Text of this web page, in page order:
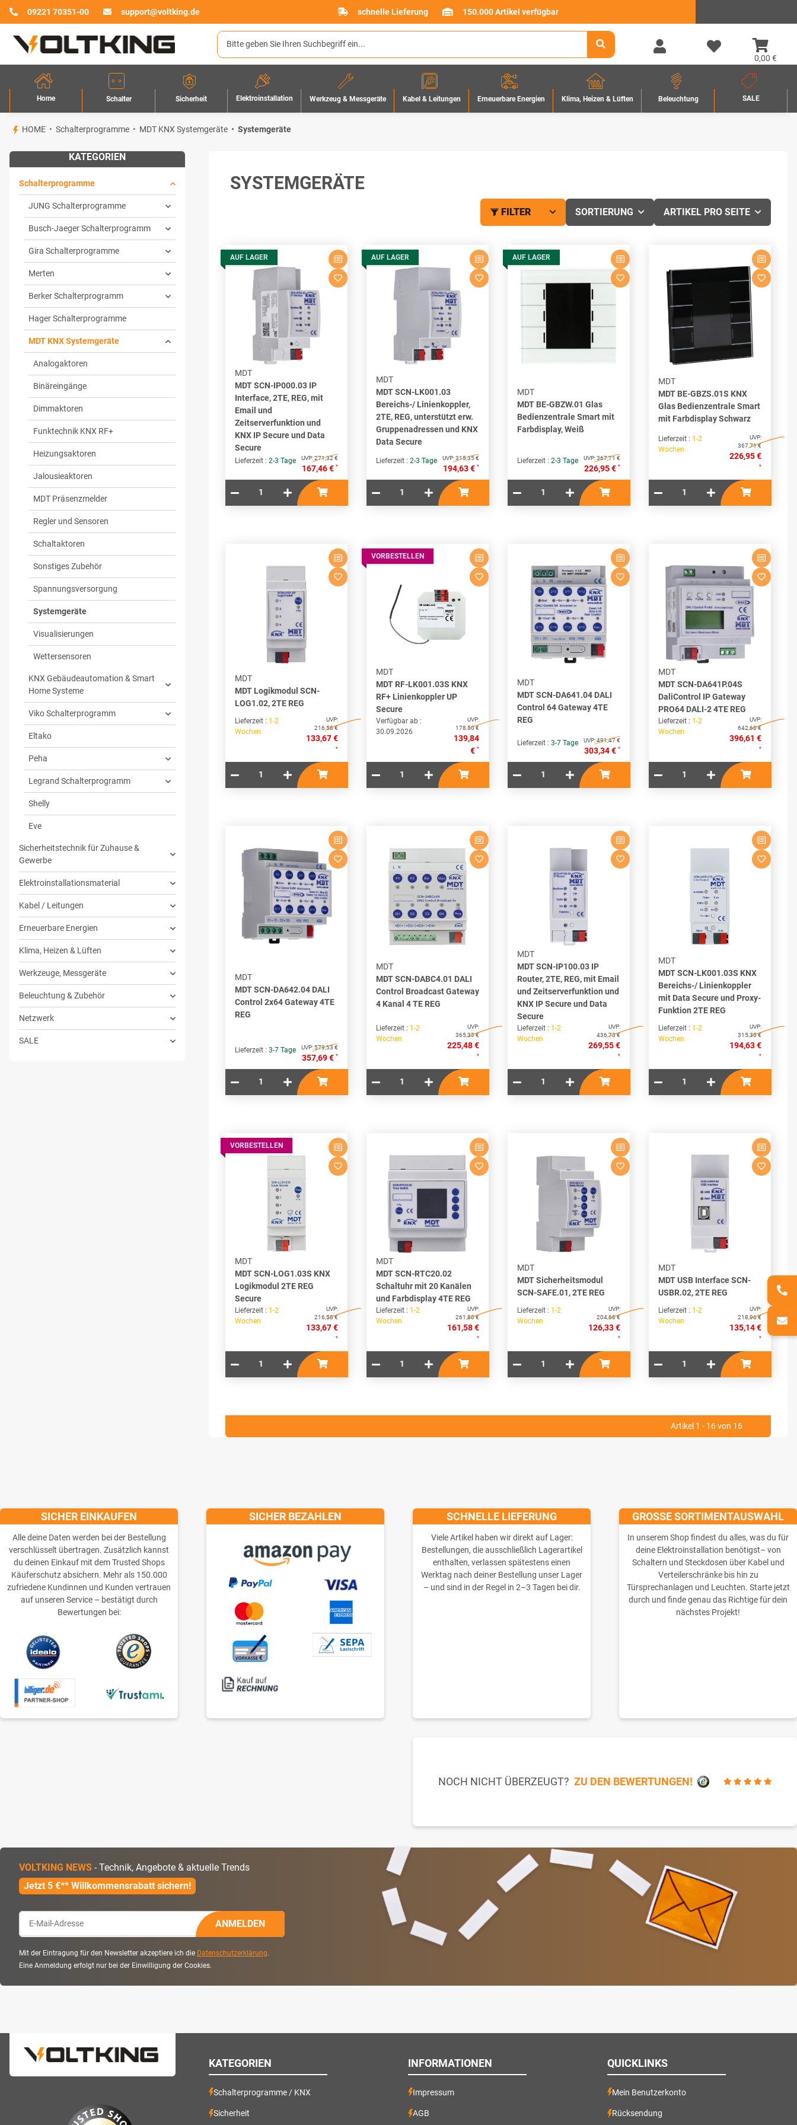
09221 70351-00 support@voltking.de schnelle Lieferung 150.000 Artikel verfügbar
0,00 €
Home Schalter Sicherheit Elektroinstallation Werkzeug & Messgeräte Kabel & Leitungen Erneuerbare Energien Klima, Heizen & Lüften Beleuchtung SALE
HOME Schalterprogramme MDT KNX Systemgeräte Systemgeräte
SYSTEMGERÄTE
FILTER SORTIERUNG ARTIKEL PRO SEITE
AUF LAGER
MDT
MDT SCN-IP000.03 IP
Interface, 2TE, REG, mit
Email und
Zeitserverfunktion und
KNX IP Secure und Data
Secure
Lieferzeit : 2-3 Tage UVP:271,32 €
167,46 € *
AUF LAGER
MDT
MDT SCN-LK001.03
Bereichs-/ Linienkoppler,
2TE, REG, unterstützt erw.
Gruppenadressen und KNX
Data Secure
Lieferzeit : 2-3 Tage UVP:315,35 €
194,63 € *
AUF LAGER
MDT
MDT BE-GBZW.01 Glas
Bedienzentrale Smart mit
Farbdisplay, Weiß
Lieferzeit : 2-3 Tage UVP:367,71 €
226,95 € *
MDT
MDT BE-GBZS.01S KNX
Glas Bedienzentrale Smart
mit Farbdisplay Schwarz
Lieferzeit : 1-2
Wochen
UVP:
367,71 €
226,95 €
*
MDT
MDT Logikmodul SCN-
LOG1.02, 2TE REG
Lieferzeit : 1-2
Wochen
UVP:
216,58 €
133,67 €
*
VORBESTELLEN
MDT
MDT RF-LK001.03S KNX
RF+ Linienkoppler UP
Secure
Verfügbar ab :
30.09.2026
UVP:
178,50 €
139,84
€ *
MDT
MDT SCN-DA641.04 DALI
Control 64 Gateway 4TE
REG
Lieferzeit : 3-7 Tage UVP:491,47 €
303,34 € *
MDT
MDT SCN-DA641P.04S
DaliControl IP Gateway
PRO64 DALI-2 4TE REG
Lieferzeit : 1-2
Wochen
UVP:
642,60 €
396,61 €
*
MDT
MDT SCN-DA642.04 DALI
Control 2x64 Gateway 4TE
REG
Lieferzeit : 3-7 Tage UVP: 579,53 €
357,69 € *
MDT
MDT SCN-DABC4.01 DALI
Control Broadcast Gateway
4 Kanal 4 TE REG
Lieferzeit : 1-2
Wochen
UVP:
365,33 €
225,48 €
*
MDT
MDT SCN-IP100.03 IP
Router, 2TE, REG, mit Email
und Zeitserverfunktion und
KNX IP Secure und Data
Secure
Lieferzeit : 1-2
Wochen
UVP:
436,73 €
269,55 €
*
MDT
MDT SCN-LK001.03S KNX
Bereichs-/ Linienkoppler
mit Data Secure und Proxy-
Funktion 2TE REG
Lieferzeit : 1-2
Wochen
UVP:
315,35 €
194,63 €
*
VORBESTELLEN
MDT
MDT SCN-LOG1.03S KNX
Logikmodul 2TE REG
Secure
Lieferzeit : 1-2
Wochen
UVP:
216,58 €
133,67 €
*
MDT
MDT SCN-RTC20.02
Schaltuhr mit 20 Kanälen
und Farbdisplay 4TE REG
Lieferzeit : 1-2
Wochen
UVP:
261,80 €
161,58 €
*
MDT
MDT Sicherheitsmodul
SCN-SAFE.01, 2TE REG
Lieferzeit : 1-2
Wochen
UVP:
204,68 €
126,33 €
*
MDT
MDT USB Interface SCN-
USBR.02, 2TE REG
Lieferzeit : 1-2
Wochen
UVP:
218,96 €
135,14 €
*
Artikel 1 - 16 von 16
KATEGORIEN
Schalterprogramme
JUNG Schalterprogramme
Busch-Jaeger Schalterprogramm
Gira Schalterprogramme
Merten
Berker Schalterprogramm
Hager Schalterprogramme
MDT KNX Systemgeräte
Analogaktoren
Binäreingänge
Dimmaktoren
Funktechnik KNX RF+
Heizungsaktoren
Jalousieaktoren
MDT Präsenzmelder
Regler und Sensoren
Schaltaktoren
Sonstiges Zubehör
Spannungsversorgung
Systemgeräte
Visualisierungen
Wettersensoren
KNX Gebäudeautomation & Smart
Home Systeme
Viko Schalterprogramm
Eltako
Peha
Legrand Schalterprogramm
Shelly
Eve
Sicherheitstechnik für Zuhause &
Gewerbe
Elektroinstallationsmaterial
Kabel / Leitungen
Erneuerbare Energien
Klima, Heizen & Lüften
Werkzeuge, Messgeräte
Beleuchtung & Zubehör
Netzwerk
SALE
VOLTKING NEWS - Technik, Angebote & aktuelle Trends
Jetzt 5 €** Willkommensrabatt sichern!
ANMELDEN
Mit der Eintragung für den Newsletter akzeptiere ich die Datenschutzerklärung.
Eine Anmeldung erfolgt nur bei der Einwilligung der Cookies.
SICHER EINKAUFEN
Alle deine Daten werden bei der Bestellung
verschlüsselt übertragen. Zusätzlich kannst
du deinen Einkauf mit dem Trusted Shops
Käuferschutz absichern. Mehr als 150.000
zufriedene Kundinnen und Kunden vertrauen
auf unseren Service – bestätigt durch
Bewertungen bei:
SICHER BEZAHLEN SCHNELLE LIEFERUNG
Viele Artikel haben wir direkt auf Lager:
Bestellungen, die ausschließlich Lagerartikel
enthalten, verlassen spätestens einen
Werktag nach deiner Bestellung unser Lager
– und sind in der Regel in 2–3 Tagen bei dir.
GROSSE SORTIMENTAUSWAHL
In unserem Shop findest du alles, was du für
deine Elektroinstallation benötigst– von
Schaltern und Steckdosen über Kabel und
Verteilerschränke bis hin zu
Türsprechanlagen und Leuchten. Starte jetzt
durch und finde genau das Richtige für dein
nächstes Projekt!
NOCH NICHT ÜBERZEUGT? ZU DEN BEWERTUNGEN!
KATEGORIEN
Schalterprogramme / KNX
Sicherheit
INFORMATIONEN
Impressum
AGB
QUICKLINKS
Mein Benutzerkonto
Rücksendung